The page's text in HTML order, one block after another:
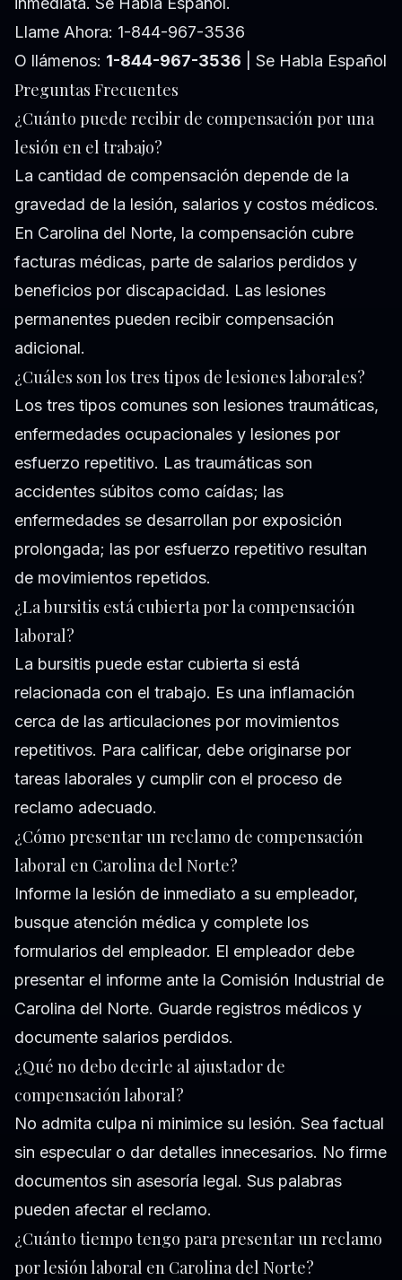
Llame Ahora: 1-844-967-3536
O llámenos: 1-844-967-3536 | Se Habla Español
Preguntas Frecuentes
¿Cuánto puede recibir de compensación por una
lesión en el trabajo?
La cantidad de compensación depende de la
gravedad de la lesión, salarios y costos médicos.
En Carolina del Norte, la compensación cubre
facturas médicas, parte de salarios perdidos y
beneficios por discapacidad. Las lesiones
permanentes pueden recibir compensación
adicional.
¿Cuáles son los tres tipos de lesiones laborales?
Los tres tipos comunes son lesiones traumáticas,
enfermedades ocupacionales y lesiones por
esfuerzo repetitivo. Las traumáticas son
accidentes súbitos como caídas; las
enfermedades se desarrollan por exposición
prolongada; las por esfuerzo repetitivo resultan
de movimientos repetidos.
¿La bursitis está cubierta por la compensación
laboral?
La bursitis puede estar cubierta si está
relacionada con el trabajo. Es una inflamación
cerca de las articulaciones por movimientos
repetitivos. Para calificar, debe originarse por
tareas laborales y cumplir con el proceso de
reclamo adecuado.
¿Cómo presentar un reclamo de compensación
laboral en Carolina del Norte?
Informe la lesión de inmediato a su empleador,
busque atención médica y complete los
formularios del empleador. El empleador debe
presentar el informe ante la Comisión Industrial de
Carolina del Norte. Guarde registros médicos y
documente salarios perdidos.
¿Qué no debo decirle al ajustador de
compensación laboral?
No admita culpa ni minimice su lesión. Sea factual
sin especular o dar detalles innecesarios. No firme
documentos sin asesoría legal. Sus palabras
pueden afectar el reclamo.
¿Cuánto tiempo tengo para presentar un reclamo
por lesión laboral en Carolina del Norte?